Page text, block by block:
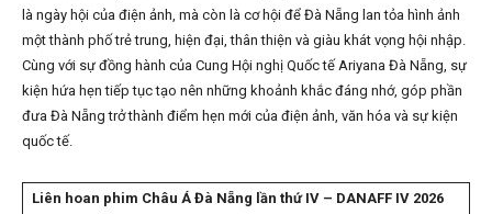
là ngày hội của điện ảnh, mà còn là cơ hội để Đà Nẵng lan tỏa hình ảnh
một thành phố trẻ trung, hiện đại, thân thiện và giàu khát vọng hội nhập.
Cùng với sự đồng hành của Cung Hội nghị Quốc tế Ariyana Đà Nẵng, sự
kiện hứa hẹn tiếp tục tạo nên những khoảnh khắc đáng nhớ, góp phần
đưa Đà Nẵng trở thành điểm hẹn mới của điện ảnh, văn hóa và sự kiện
quốc tế.
Liên hoan phim Châu Á Đà Nẵng lần thứ IV – DANAFF IV 2026